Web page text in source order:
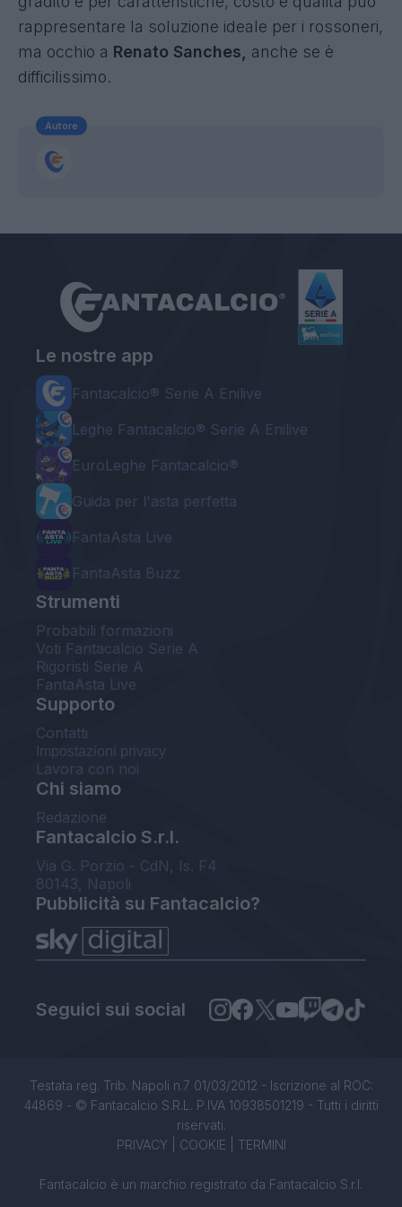
rappresentare la soluzione ideale per i rossoneri,
ma occhio a Renato Sanches,
anche se è
difficilissimo.
Autore
Le nostre app
Fantacalcio® Serie A Enilive
Leghe Fantacalcio® Serie A Enilive
EuroLeghe Fantacalcio®
Guida per l'asta perfetta
FantaAsta Live
FantaAsta Buzz
Strumenti
Probabili formazioni
Voti Fantacalcio Serie A
Rigoristi Serie A
FantaAsta Live
Supporto
Contatti
Impostazioni privacy
Lavora con noi
Chi siamo
Redazione
Fantacalcio S.r.l.
Via G. Porzio - CdN, Is. F4
80143, Napoli
Pubblicità su Fantacalcio?
Seguici sui social
Testata reg. Trib. Napoli n.7 01/03/2012 - Iscrizione al ROC:
44869 - © Fantacalcio S.R.L. P.IVA 10938501219 - Tutti i diritti
riservati.
PRIVACY| COOKIE TERMINI
Fantacalcio è un marchio registrato da Fantacalcio S.r.l.